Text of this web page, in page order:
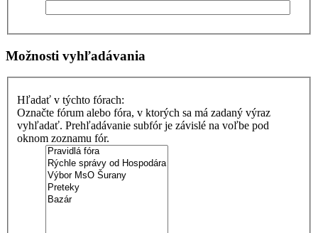
Možnosti vyhľadávania
Hľadať v týchto fórach:
Označte fórum alebo fóra, v ktorých sa má zadaný výraz
vyhľadať. Prehľadávanie subfór je závislé na voľbe pod
oknom zoznamu fór.